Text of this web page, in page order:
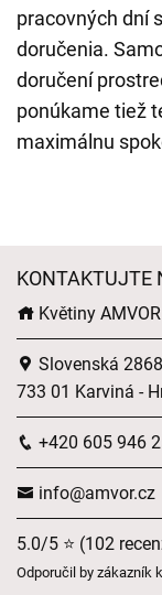
pracovných dní
doručenia.
doručení
ponúkame tiež
maximálnu
KONTAKTUJTE
Květiny
Slovenská
733 01 Karviná -
+420 605 946
info@amvor.cz
5.0/5 ⭐ (102
Odporučil by zákazník